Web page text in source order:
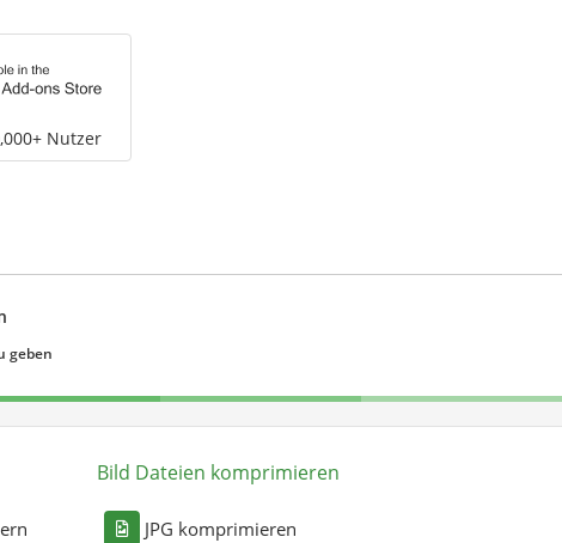
Nutzer
geben
Bild Dateien komprimieren
JPG komprimieren